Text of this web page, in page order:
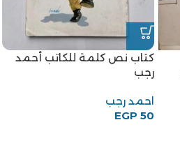
كتاب نص كلمة للكاتب أحمد
رجب
احمد رجب
EGP 50